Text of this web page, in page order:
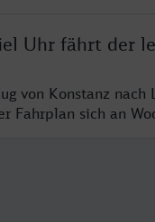
Uhr fährt der
von Konstanz
Fahrplan sich an